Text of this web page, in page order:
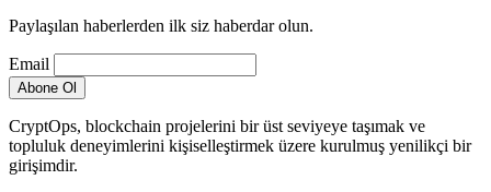
Paylaşılan haberlerden ilk siz haberdar olun.
Email
CryptOps, blockchain projelerini bir üst seviyeye taşımak ve
topluluk deneyimlerini kişiselleştirmek üzere kurulmuş yenilikçi bir
girişimdir.